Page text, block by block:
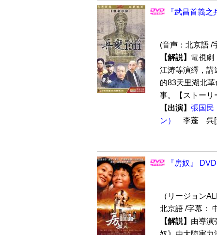
『武昌首義
(音声：北京語 /
【解説】 電視劇
江涛等演繹，講
的83天里湖北
事。【ストーリ
【出演】 張国民
ン）
李蓬 呉[
『房奴』
（リージョン
北京語 /字幕：
【解説】 由導演